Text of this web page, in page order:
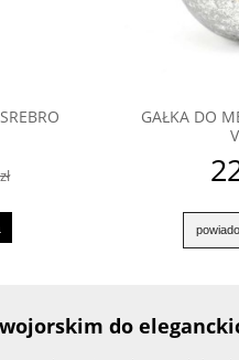
GAŁKA DO
do